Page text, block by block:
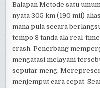
Balapan Metode satu
nyata 305 km (190 mil)
mana pula secara
tempo 3 tanda ala real-
crash. Penerbang
mengatasi melayani
seputar meng.
menjemput cara cepat.